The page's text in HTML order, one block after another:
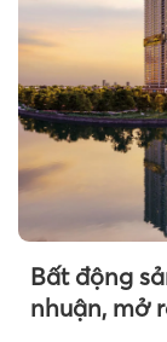
Bất động
nhuận, mở